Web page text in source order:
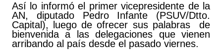
Así lo informó el primer vicepresidente de la
AN, diputado Pedro Infante (PSUV/Dtto.
Capital), luego de ofrecer sus palabras de
bienvenida a las delegaciones que vienen
arribando al país desde el pasado viernes.